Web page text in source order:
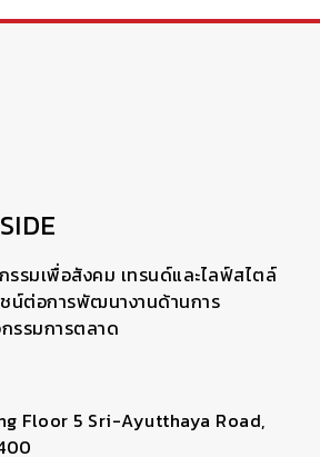
รรมเพื่อสังคม เทรนด์และไลฟ์สไตล์
ชน์ต่อการพัฒนางานด้านการ
รรมการตลาด
Floor 5 Sri-Ayutthaya Road,